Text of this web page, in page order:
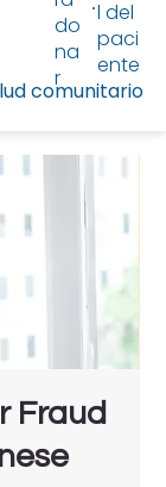
comunitario
do
na
r
l del
paci
ente
Fraud